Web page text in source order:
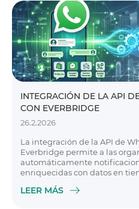
INTEGRACIÓN DE LA API
CON EVERBRIDGE
26.2.2026
La integración de la API de
Everbridge permite a las
automáticamente
enriquecidas con datos en
LEER MÁS